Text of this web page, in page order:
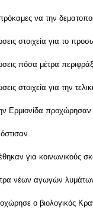
να την
στοιχεία για το
πόσα μέτρα
στοιχεία για την
Ερμιονίδα
για κοινωνικούς
νέων αγωγών λυμάτων
ο βιολογικός